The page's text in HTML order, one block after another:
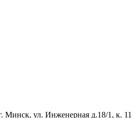
Минск, ул. Инженерная д.18/1, к. 11